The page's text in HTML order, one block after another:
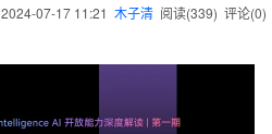
2024-07-17 11:21 木子清 阅读(339) 评论(0)